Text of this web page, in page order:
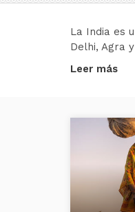
La India es
Delhi, Agra
Leer más